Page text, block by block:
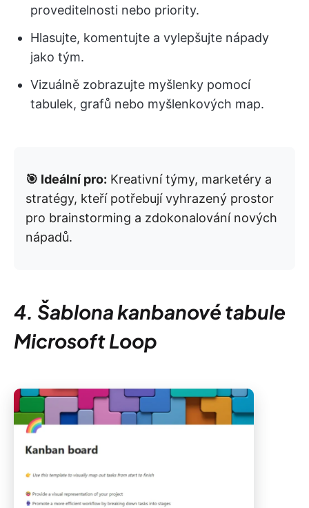
proveditelnosti nebo priority.
Hlasujte, komentujte a vylepšujte nápady
jako tým.
Vizuálně zobrazujte myšlenky pomocí
tabulek, grafů nebo myšlenkových map.
🎯 Ideální pro: Kreativní týmy, marketéry a
stratégy, kteří potřebují vyhrazený prostor
pro brainstorming a zdokonalování nových
nápadů.
4. Šablona kanbanové tabule
Microsoft Loop